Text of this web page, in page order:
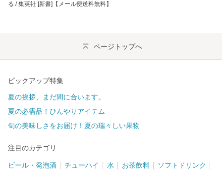
る / 集英社 [新書]【メール便送料無料】
ページトップへ
ピックアップ特集
夏の挨拶、まだ間に合います。
夏の必需品！ひんやりアイテム
旬の美味しさをお届け！夏の瑞々しい果物
注目のカテゴリ
ビール・発泡酒 チューハイ 水 お茶飲料 ソフトドリンク